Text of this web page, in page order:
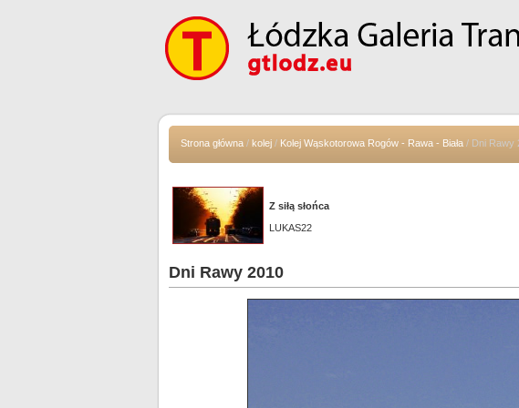
Strona główna / kolej / Kolej Wąskotorowa Rogów - Rawa - Biała / Dni Rawy
Z siłą słońca
LUKAS22
Dni Rawy 2010